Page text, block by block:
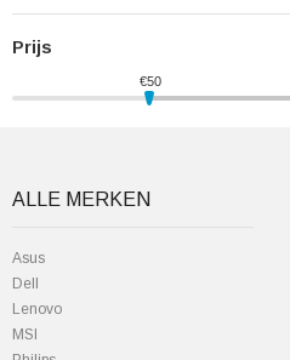
Prijs
€50
ALLE MERKEN
Asus
Dell
Lenovo
MSI